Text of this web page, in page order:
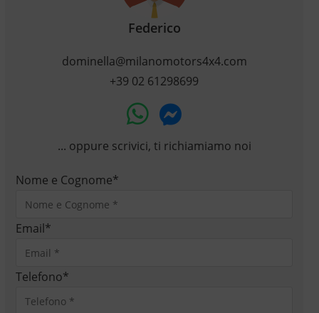
Federico
dominella@milanomotors4x4.com
+39 02 61298699
... oppure scrivici, ti richiamiamo noi
Nome e Cognome*
Email*
Telefono*